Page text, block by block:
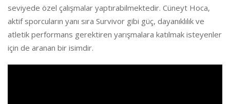
seviyede özel çalışmalar yaptırabilmektedir. Cüneyt Hoca,
aktif sporcuların yanı sıra Survivor gibi güç, dayanıklılık ve
atletik performans gerektiren yarışmalara katılmak isteyenler
için de aranan bir isimdir.